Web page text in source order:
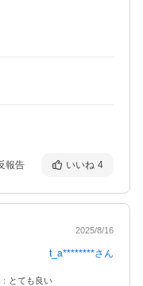
報告 いいね 4
2025/8/16
t_a********さん
： とても良い